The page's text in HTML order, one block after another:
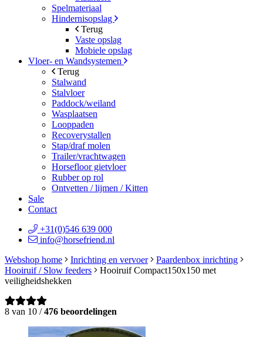
Spelmateriaal
Hindernisopslag
Terug
Vaste opslag
Mobiele opslag
Vloer- en Wandsystemen
Terug
Stalwand
Stalvloer
Paddock/weiland
Wasplaatsen
Looppaden
Recoverystallen
Stap/draf molen
Trailer/vrachtwagen
Horsefloor gietvloer
Rubber op rol
Ontvetten / lijmen / Kitten
Sale
Contact
+31(0)546 639 000
info@horsefriend.nl
Webshop home
Inrichting en vervoer
Paardenbox inrichting
Hooiruif / Slow feeders
Hooiruif Compact150x150 met
veiligheidshekken
8 van 10 /476 beoordelingen